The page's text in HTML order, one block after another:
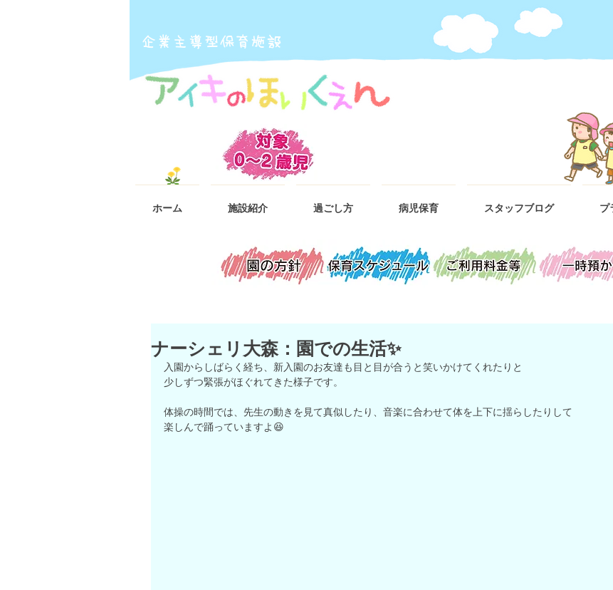
ホーム 施設紹介 過ごし方 病児保育 スタッフブログ プ
​企業主導型保育施設
ナーシェリ大森：園での生活✨
入園からしばらく経ち、新入園のお友達も目と目が合うと笑いかけてくれたりと
少しずつ緊張がほぐれてきた様子です。
体操の時間では、先生の動きを見て真似したり、音楽に合わせて体を上下に揺らしたりして
楽しんで踊っていますよ😆